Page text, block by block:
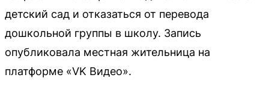
детский сад и отказаться от перевода
дошкольной группы в школу. Запись
опубликовала местная жительница на
платформе «VK Видео».